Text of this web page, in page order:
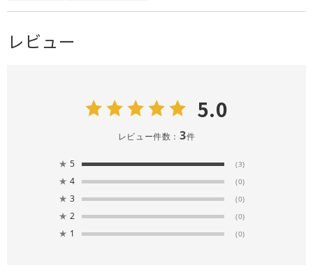
レビュー
5.0
レビュー件数： 3件
★ 5 (3)
★ 4 (0)
★ 3 (0)
★ 2 (0)
★ 1 (0)